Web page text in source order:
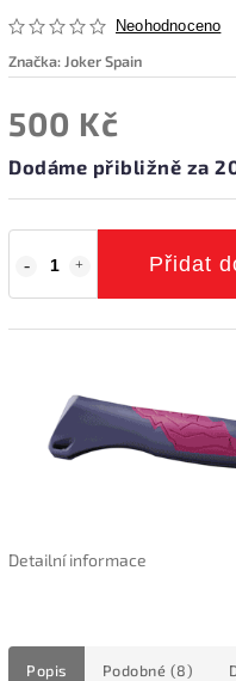
Neohodnoceno
Značka: Joker Spain
500 Kč
Dodáme přibližně za
Přidat
Detailní informace
Popis Podobné (8)